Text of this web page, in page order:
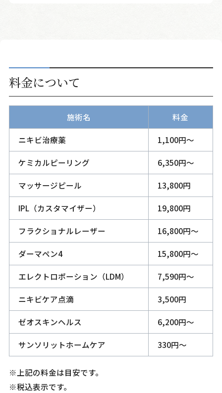
料金について
施術名 料金
ニキビ治療薬 1,100円〜
ケミカルピーリング 6,350円〜
マッサージピール 13,800円
IPL（カスタマイザー） 19,800円
フラクショナルレーザー 16,800円〜
ダーマペン4 15,800円〜
エレクトロポーション（LDM） 7,590円〜
ニキビケア点滴 3,500円
ゼオスキンヘルス 6,200円〜
サンソリットホームケア 330円〜
※上記の料金は目安です。
※税込表示です。